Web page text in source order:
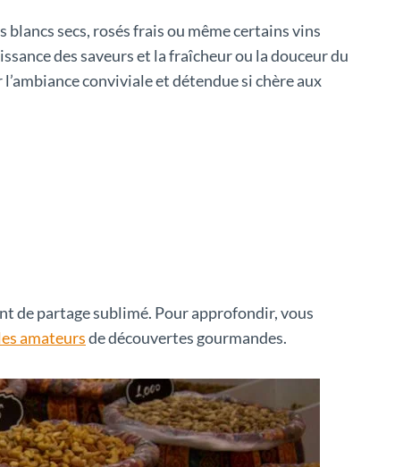
secs, rosés frais ou même certains vins
des saveurs et la fraîcheur ou la douceur du
conviviale et détendue si chère aux
de partage sublimé. Pour approfondir, vous
amateursde découvertes gourmandes.